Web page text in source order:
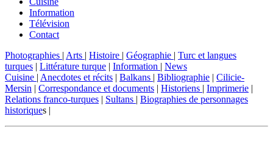
Information
Télévision
Contact
Photographies | Arts | Histoire | Géographie | Turc et langues
turques | Littérature turque | Information | News
Cuisine | Anecdotes et récits | Balkans | Bibliographie | Cilicie-
Mersin | Correspondance et documents | Historiens | Imprimerie |
Relations franco-turques | Sultans | Biographies de personnages
historiques |